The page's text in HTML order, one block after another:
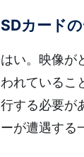
SDカード
はい。映像が
われているこ
行する必要が
ーが遭遇する